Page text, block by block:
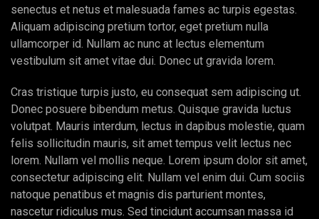
senectus et netus et malesuada fames ac turpis egestas.
Aliquam adipiscing pretium tortor, eget pretium nulla
ullamcorper id. Nullam ac nunc at lectus elementum
vestibulum sit amet vitae dui. Donec ut gravida lorem.
Cras tristique turpis justo, eu consequat sem adipiscing ut.
Donec posuere bibendum metus. Quisque gravida luctus
volutpat. Mauris interdum, lectus in dapibus molestie, quam
felis sollicitudin mauris, sit amet tempus velit lectus nec
lorem. Nullam vel mollis neque. Lorem ipsum dolor sit amet,
consectetur adipiscing elit. Nullam vel enim dui. Cum sociis
natoque penatibus et magnis dis parturient montes,
nascetur ridiculus mus. Sed tincidunt accumsan massa id